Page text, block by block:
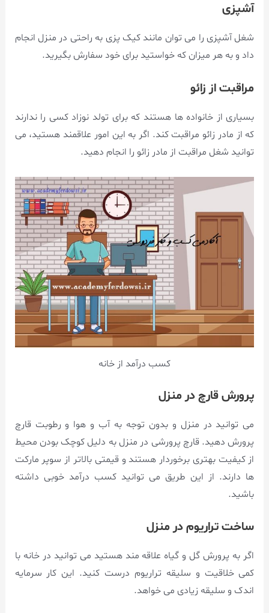
آشپزی
شغل آشپزی را می توان مانند کیک پزی به راحتی در منزل انجام
داد و به هر میزان که خواستید برای خود سفارش بگیرید.
مراقبت از زائو
بسیاری از خانواده ها هستند که برای تولد نوزاد کسی را ندارند
که از مادر زائو مراقبت کند. اگر به این امور علاقمند هستید، می
توانید شغل مراقبت از مادر زائو را انجام دهید.
کسب درآمد از خانه
پرورش قارچ در منزل
می توانید در منزل و بدون توجه به آب و هوا و رطوبت قارچ
پرورش دهید. قارچ پرورشی در منزل به دلیل کوچک بودن محیط
از کیفیت بهتری برخوردار هستند و قیمتی بالاتر از سوپر مارکت
ها دارند. از این طریق می توانید کسب درآمد خوبی داشته
باشید.
ساخت تراریوم در منزل
اگر به پرورش گل و گیاه علاقه مند هستید می توانید در خانه با
کمی خلاقیت و سلیقه تراریوم درست کنید. این کار سرمایه
اندک و سلیقه زیادی می خواهد.